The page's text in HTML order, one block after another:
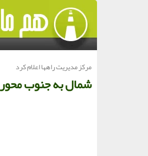
مركز مدیریت راهها اعلام كرد
شمال به جنوب محورهای